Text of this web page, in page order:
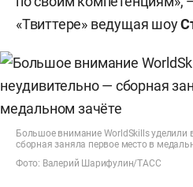
«Твиттере» ведущая шоу
Большое внимание WorldSkills уделили
сборная заняла первое место в
Фото: Валерий Шарифулин/ТАСС